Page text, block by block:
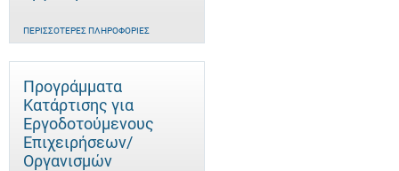
ΠΕΡΙΣΣΌΤΕΡΕΣ ΠΛΗΡΟΦΟΡΊΕΣ
Προγράμματα
Κατάρτισης για
Εργοδοτούμενους
Επιχειρήσεων/
Οργανισμών